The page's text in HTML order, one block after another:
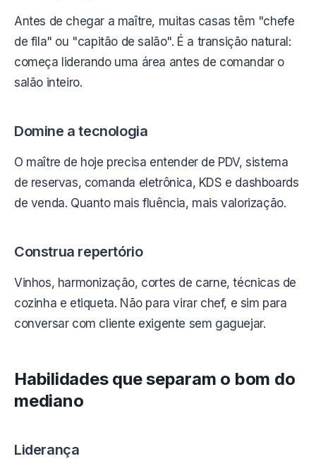
Antes de chegar a maître, muitas casas têm "chefe
de fila" ou "capitão de salão". É a transição natural:
começa liderando uma área antes de comandar o
salão inteiro.
Domine a tecnologia
O maître de hoje precisa entender de PDV, sistema
de reservas, comanda eletrônica, KDS e dashboards
de venda. Quanto mais fluência, mais valorização.
Construa repertório
Vinhos, harmonização, cortes de carne, técnicas de
cozinha e etiqueta. Não para virar chef, e sim para
conversar com cliente exigente sem gaguejar.
Habilidades que separam o bom do
mediano
Liderança